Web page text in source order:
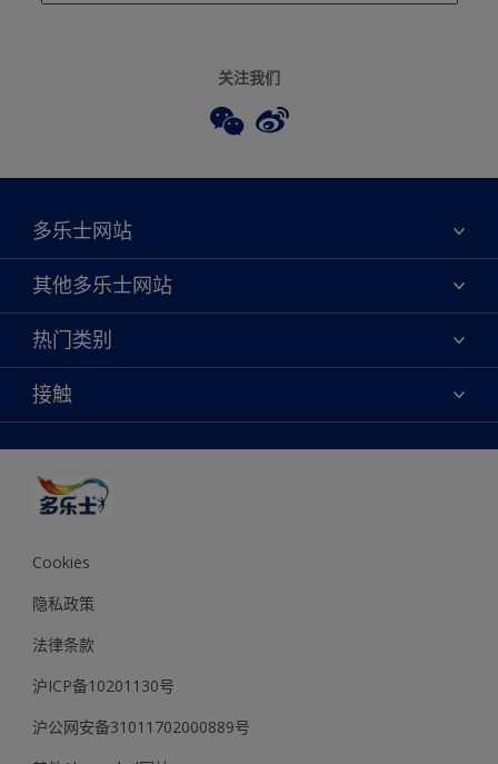
关注我们
多乐士网站
关于我们
联系我们
查找店铺
绿色工厂
其他多乐士网站
焕新服务
多乐士专业
天猫官方旗舰店
抖音官方旗舰店
热门类别
颜色
产品
创意灵感
装修建议
可持续发展
多乐士2025年度色彩 - 金盏黄
接触
颜色准确性
Cookies
隐私政策
法律条款
沪ICP备10201130号
沪公网安备31011702000889号